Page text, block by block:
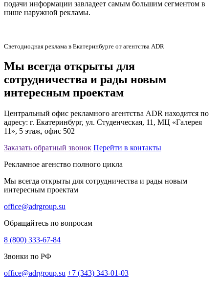
подачи информации завладеет самым большим сегментом в
нише наружной рекламы.
Светодиодная реклама в Екатеринбурге от агентства ADR
Мы всегда открыты для
сотрудничества и рады новым
интересным проектам
Центральный офис рекламного агентства ADR находится по
адресу: г. Екатеринбург, ул. Студенческая, 11, МЦ «Галерея
11», 5 этаж, офис 502
Заказать обратный звонок Перейти в контакты
Рекламное агенство полного цикла
Мы всегда открыты для сотрудничества и рады новым
интересным проектам
office@adrgroup.su
Обращайтесь по вопросам
8 (800) 333-67-84
Звонки по РФ
office@adrgroup.su +7 (343) 343-01-03